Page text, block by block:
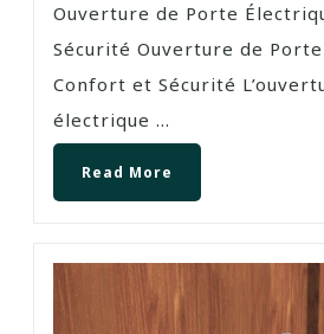
Ouverture de Porte
Sécurité Ouverture de
Confort et Sécurité
électrique ...
Read More